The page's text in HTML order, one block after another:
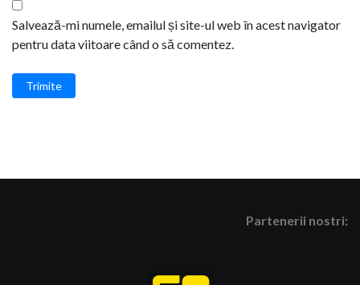
Salvează-mi numele, emailul și site-ul web în acest navigator
pentru data viitoare când o să comentez.
Trimite
Partenerii nostri: